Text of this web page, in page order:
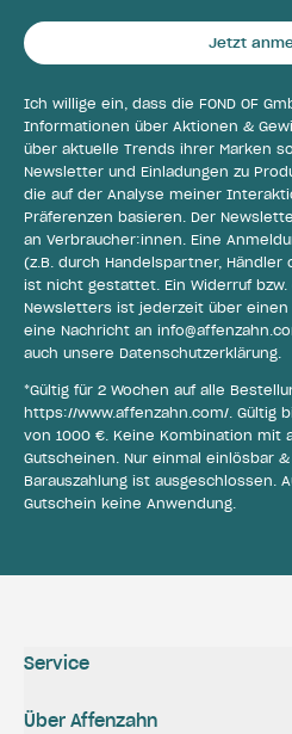
Jetzt
Ich willige ein, dass die FOND OF
Informationen über Aktionen &
über aktuelle Trends ihrer Marken
Newsletter und Einladungen zu
die auf der Analyse meiner
Präferenzen basieren. Der
an Verbraucher:innen. Eine
(z.B. durch Handelspartner,
ist nicht gestattet. Ein Widerruf
Newsletters ist jederzeit über
eine Nachricht an
auch unsere Datenschutzerklärung.
*Gültig für 2 Wochen auf alle
https://www.affenzahn.com/. Gültig
von 1000 €. Keine Kombination mit
Gutscheinen. Nur einmal einlösbar
Barauszahlung ist ausgeschlossen.
Gutschein keine Anwendung.
Service
Über Affenzahn